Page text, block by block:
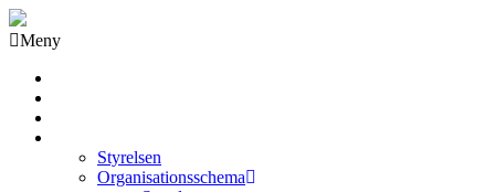
Meny
Styrelsen
Organisationsschema